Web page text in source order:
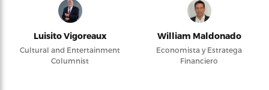
Luisito Vigoreaux
Cultural and Entertainment
Columnist
William Maldonado
Economista y Estratega
Financiero